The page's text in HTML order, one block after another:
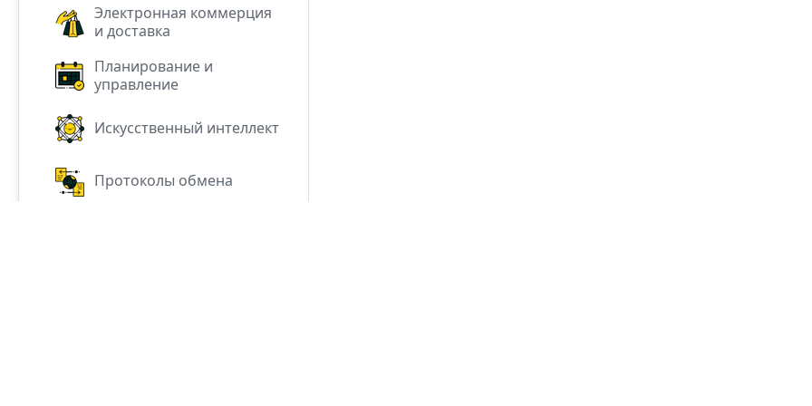
Электронная коммерция
и доставка
Планирование и
управление
Искусственный интеллект
Протоколы обмена